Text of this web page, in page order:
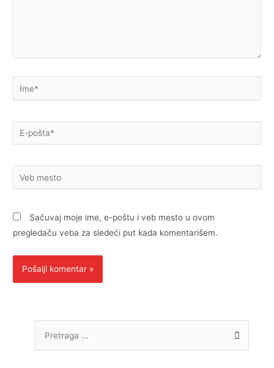
Ime*
E-
pošta*
Veb
mesto
Sačuvaj moje ime, e-poštu i veb mesto u ovom
pregledaču veba za sledeći put kada komentarišem.